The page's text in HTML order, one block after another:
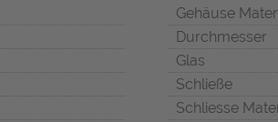
Gehäuse
Durchmesser
Glas
Schließe
Schliesse